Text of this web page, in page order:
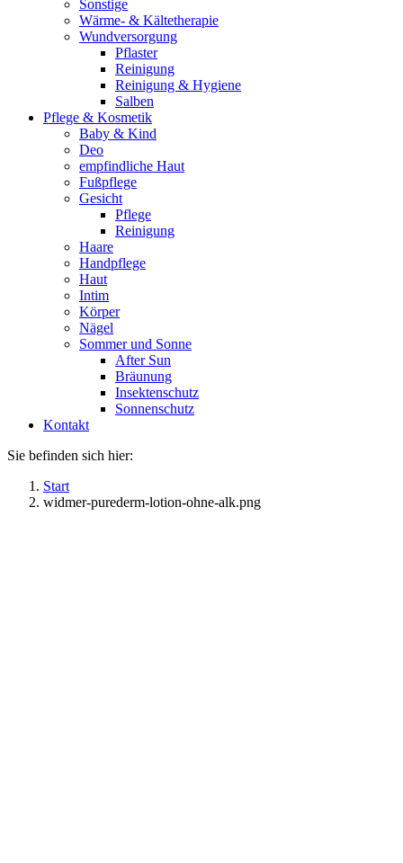
Sonstige
Wärme- & Kältetherapie
Wundversorgung
Pflaster
Reinigung
Reinigung & Hygiene
Salben
Pflege & Kosmetik
Baby & Kind
Deo
empfindliche Haut
Fußpflege
Gesicht
Pflege
Reinigung
Haare
Handpflege
Haut
Intim
Körper
Nägel
Sommer und Sonne
After Sun
Bräunung
Insektenschutz
Sonnenschutz
Kontakt
Sie befinden sich hier:
Start
widmer-purederm-lotion-ohne-alk.png